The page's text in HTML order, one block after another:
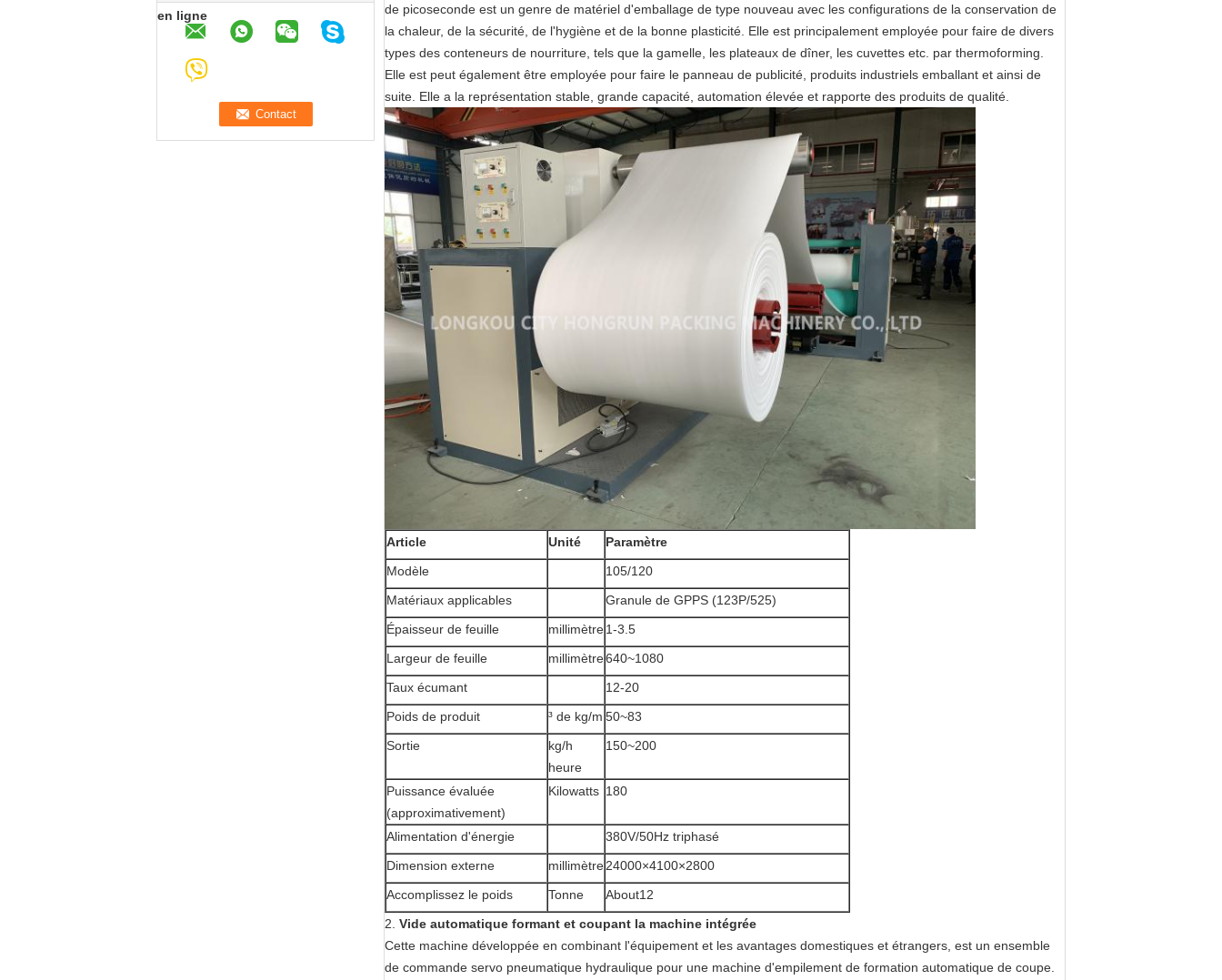
en ligne
de picoseconde est un genre de matériel d'emballage de type nouveau avec les configurations de la conservation de
la chaleur, de la sécurité, de l'hygiène et de la bonne plasticité. Elle est principalement employée pour faire de divers
types des conteneurs de nourriture, tels que la gamelle, les plateaux de dîner, les cuvettes etc. par thermoforming.
Elle est peut également être employée pour faire le panneau de publicité, produits industriels emballant et ainsi de
suite. Elle a la représentation stable, grande capacité, automation élevée et rapporte des produits de qualité.
Article Unité
Paramètre
Modèle
105/120
Matériaux applicables
Granule de GPPS (123P/525)
Épaisseur de feuille
millimètre1-3.5
Largeur de feuille
millimètre640~1080
Taux écumant
12-20
Poids de produit
³ de kg/m 50~83
Sortie
kg/h
heure
150~200
Puissance évaluée
(approximativement)
Kilowatts 180
Alimentation d'énergie
380V/50Hz triphasé
Dimension externe
millimètre24000×4100×2800
Accomplissez le poids
Tonne
About12
2. Vide automatique formant et coupant la machine intégrée
Cette machine développée en combinant l'équipement et les avantages domestiques et étrangers, est un ensemble
de commande servo pneumatique hydraulique pour une machine d'empilement de formation automatique de coupe.